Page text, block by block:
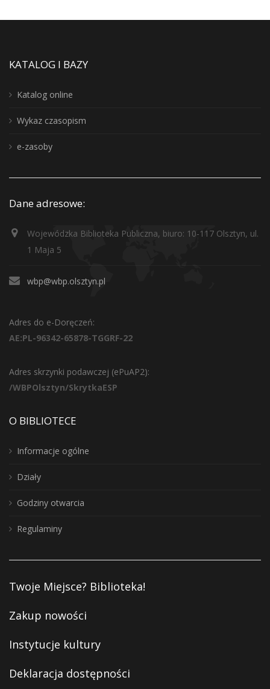
KATALOG I BAZY
Katalog online
Wykaz czasopism
e-zasoby
Dane adresowe:
Wojewódzka Biblioteka Publiczna, biuro: 10-117 Olsztyn, ul.
1 Maja 5
wbp@wbp.olsztyn.pl
Adres do e-Doręczeń:
AE:PL-96342-65878-TGGRF-22
Adres skrzynki podawczej (ePuAP2):
/WBPOlsztyn/SkrytkaESP
O BIBLIOTECE
Informacje ogólne
Działy
Godziny otwarcia
Regulaminy
Twoje Miejsce? Biblioteka!
Zakup nowości
Instytucje kultury
Deklaracja dostępności